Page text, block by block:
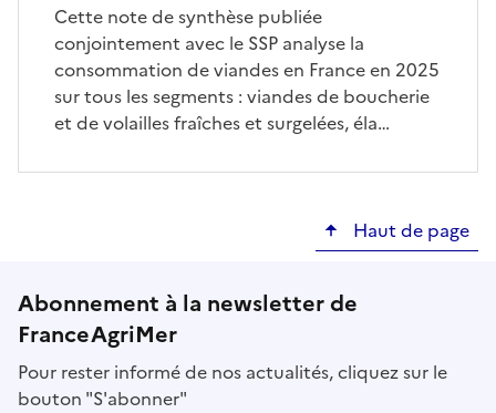
Cette note de synthèse publiée
conjointement avec le SSP analyse la
consommation de viandes en France en 2025
sur tous les segments : viandes de boucherie
et de volailles fraîches et surgelées, éla…
Haut de page
Abonnement à la newsletter de
FranceAgriMer
Pour rester informé de nos actualités, cliquez sur le
bouton "S'abonner"